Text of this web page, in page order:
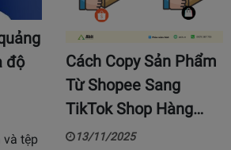
độ
và tệp
Cách Copy Sản Phẩm
Từ Shopee Sang
TikTok Shop Hàng…
13/11/2025